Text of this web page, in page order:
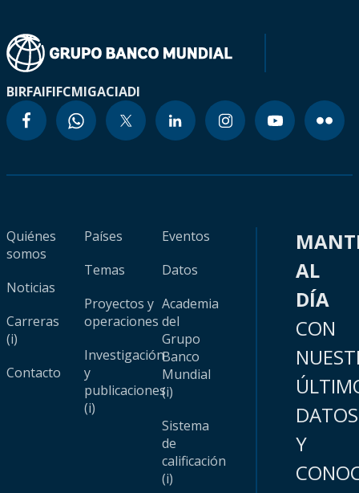
BIRFAIFIFCMIGACIADI
Quiénes
somos
Noticias
Carreras
(i)
Contacto
Países
Temas
Proyectos y
operaciones
Investigación
y
publicaciones
(i)
Eventos
Datos
Academia
del
Grupo
Banco
Mundial
(i)
Sistema
de
calificación
(i)
AL
DÍA
CON
DATOS
Y